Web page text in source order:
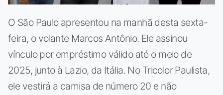
O São Paulo apresentou na manhã desta sexta-
feira, o volante Marcos Antônio. Ele assinou
vínculo por empréstimo válido até o meio de
2025, junto à Lazio, da Itália. No Tricolor Paulista,
ele vestirá a camisa de número 20 e não